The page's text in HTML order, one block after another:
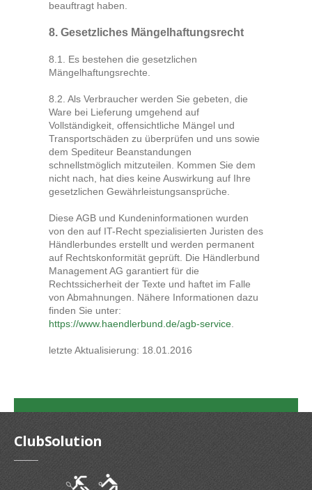
beauftragt haben.
8. Gesetzliches Mängelhaftungsrecht
8.1. Es bestehen die gesetzlichen
Mängelhaftungsrechte.
8.2. Als Verbraucher werden Sie gebeten, die
Ware bei Lieferung umgehend auf
Vollständigkeit, offensichtliche Mängel und
Transportschäden zu überprüfen und uns sowie
dem Spediteur Beanstandungen
schnellstmöglich mitzuteilen. Kommen Sie dem
nicht nach, hat dies keine Auswirkung auf Ihre
gesetzlichen Gewährleistungsansprüche.
Diese AGB und Kundeninformationen wurden
von den auf IT-Recht spezialisierten Juristen des
Händlerbundes erstellt und werden permanent
auf Rechtskonformität geprüft. Die Händlerbund
Management AG garantiert für die
Rechtssicherheit der Texte und haftet im Falle
von Abmahnungen. Nähere Informationen dazu
finden Sie unter:
https://www.haendlerbund.de/agb-service
letzte Aktualisierung: 18.01.2016
ClubSolution